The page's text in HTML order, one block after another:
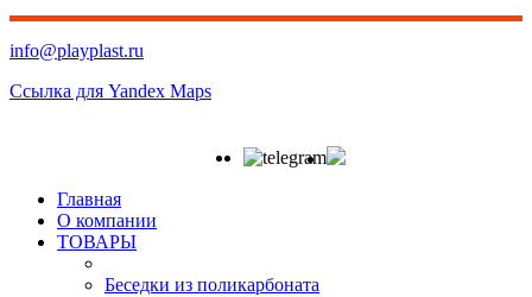
info@playplast.ru
Ссылка для Yandex Maps
Главная
О компании
ТОВАРЫ
Беседки из поликарбоната